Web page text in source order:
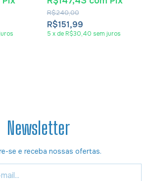
R$151,99
R$240,00
5 x de R$30,40 sem juros
Newsletter
se e receba nossas ofertas.